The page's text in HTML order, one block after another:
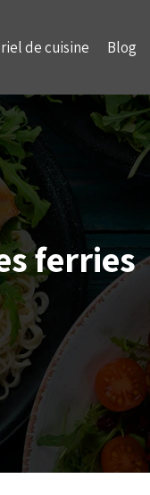
de cuisine Blog
ferries